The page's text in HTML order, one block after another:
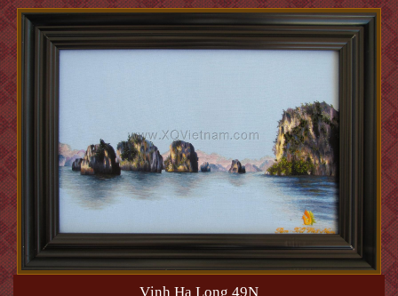
Vịnh Hạ Long 49N